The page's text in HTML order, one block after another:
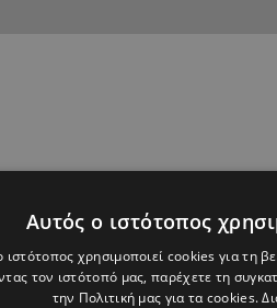
Αυτός ο ιστότοπος
ιστότοπος χρησιμοποιεί cookies για τη
τον ιστότοπό μας, παρέχετε τη
την Πολιτική μας για τα cookies.